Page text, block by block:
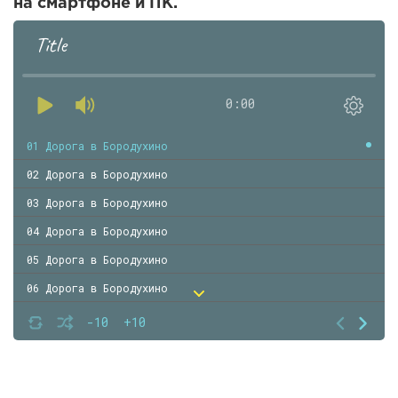
на смартфоне и ПК.
Title
0:00
-10 +10
01 Дорога в Бородухино
02 Дорога в Бородухино
03 Дорога в Бородухино
04 Дорога в Бородухино
05 Дорога в Бородухино
06 Дорога в Бородухино
07 Дорога в Бородухино
08 Дорога в Бородухино